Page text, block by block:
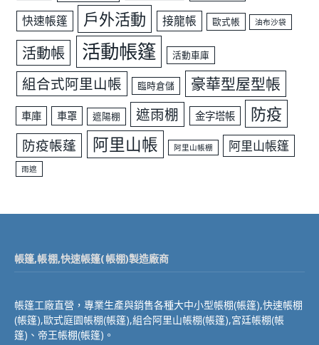
快速帳篷 戶外活動 接龍帳 歐式帳 油布沙袋
活動帳 活動帳篷 活動車庫
組合式阿里山帳 臨時倉儲 豪華型屋型帳
車庫 車罩 遮陽棚 遮雨棚 金字塔帳 防疫
防疫帳蓬 阿里山帳 阿里山帳棚 阿里山帳篷
雨遮
帳篷,帳棚,快速帳篷(帳棚)製造廠商
帳篷工廠直營，專業生產與銷售各種大中小型帳棚(帳篷),快速帳棚
(帳篷),歐式庭園帳棚(帳篷),組合阿里山帳棚(帳篷),宮廷帳棚(帳
篷)、帝王帳棚(帳篷)。